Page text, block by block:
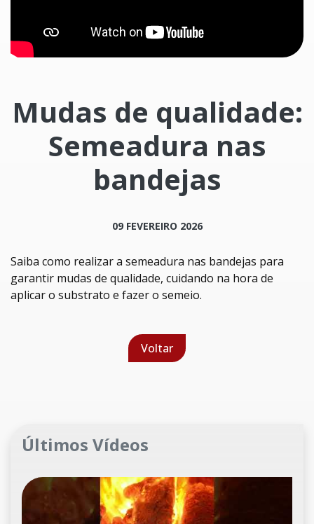
Mudas de qualidade:
Semeadura nas
bandejas
09 FEVEREIRO 2026
Saiba como realizar a semeadura nas bandejas para
garantir mudas de qualidade, cuidando na hora de
aplicar o substrato e fazer o semeio.
Voltar
Últimos Vídeos